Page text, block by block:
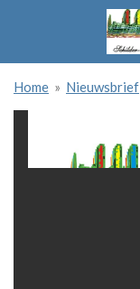
hoofdinhoud
Home » Nieuwsbrief